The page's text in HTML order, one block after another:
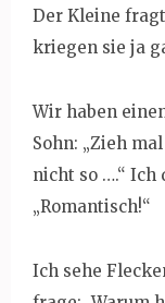
Der Kleine
kriegen sie ja
Wir haben
Sohn: „Zieh
nicht so ….“ Ich
„Romantisch!“
Ich sehe